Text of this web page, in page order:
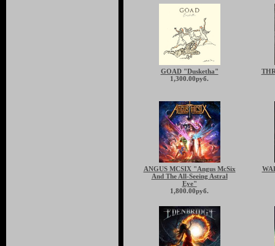
GOAD "Dusketha"
1,300.00руб.
ANGUS MCSIX "Angus McSix
And The All-Seeing Astral
Eye"
1,800.00руб.